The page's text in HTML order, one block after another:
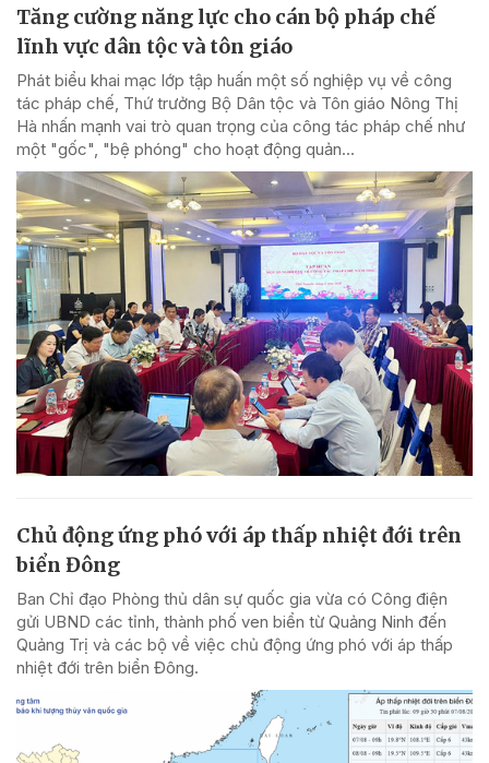
Tăng cường năng lực cho cán bộ pháp chế
lĩnh vực dân tộc và tôn giáo
Phát biểu khai mạc lớp tập huấn một số nghiệp vụ về công
tác pháp chế, Thứ trưởng Bộ Dân tộc và Tôn giáo Nông Thị
Hà nhấn mạnh vai trò quan trọng của công tác pháp chế như
một "gốc", "bệ phóng" cho hoạt động quản...
Chủ động ứng phó với áp thấp nhiệt đới trên
biển Đông
Ban Chỉ đạo Phòng thủ dân sự quốc gia vừa có Công điện
gửi UBND các tỉnh, thành phố ven biển từ Quảng Ninh đến
Quảng Trị và các bộ về việc chủ động ứng phó với áp thấp
nhiệt đới trên biển Đông.